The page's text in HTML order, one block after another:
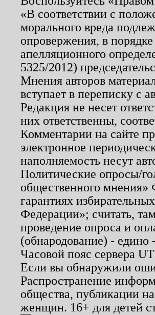
«В соответствии с
морального вреда
опровержения, в
апелляционного
5325/2012)
Мнения авторов
вступает в переписку с
Редакция не несет
них ответственны,
Комментарии на сайте
электронное
наполняемость несут
Политические опросы/
общественного
гарантиях
Федерации»; считать,
проведение опроса и
(обнародование) - едино
Часовой пояс сервера
Если вы обнаружили
Распространение
общества, публикации
женщин. 16+ для детей